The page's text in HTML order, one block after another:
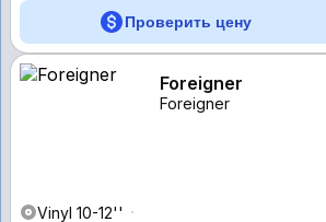
Проверить цену
Foreigner
Foreigner
Vinyl 10-12''